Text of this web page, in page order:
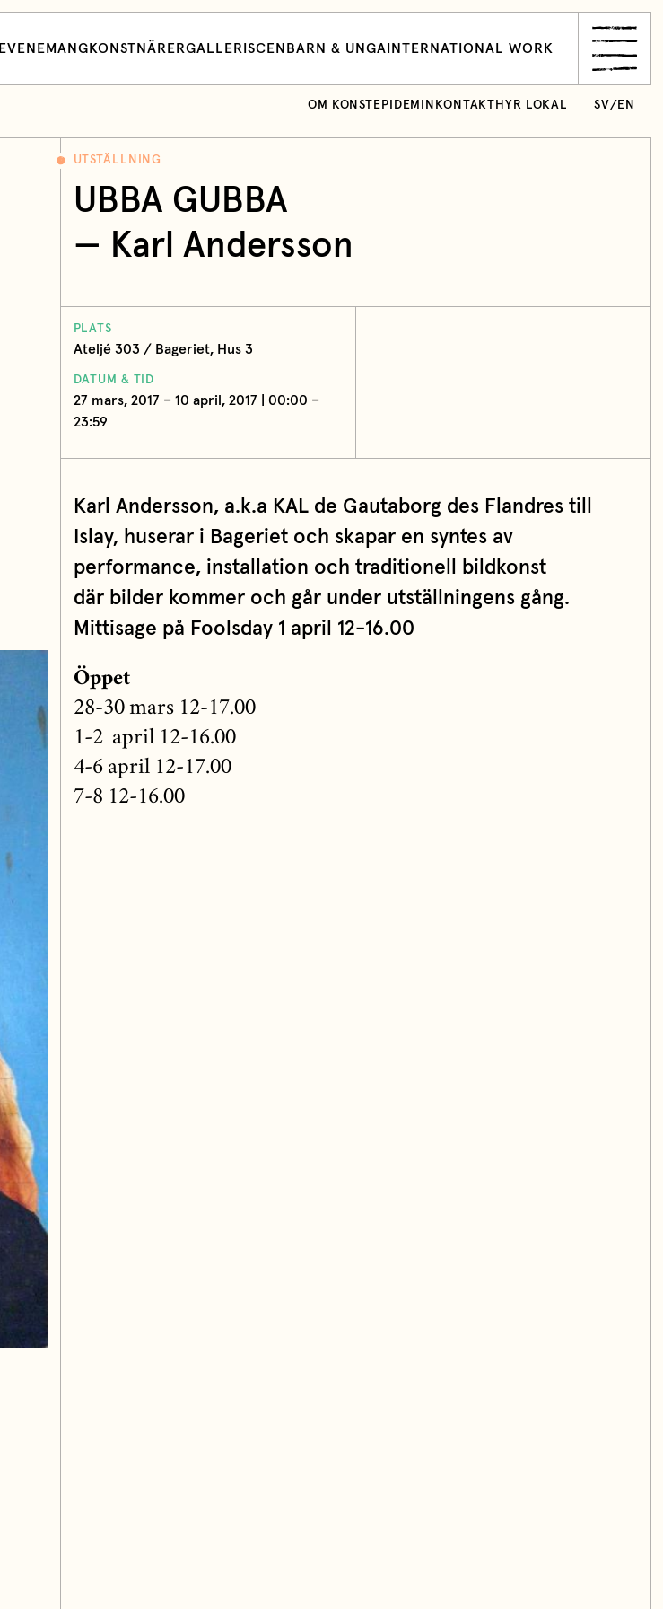
EVENEMANG KONSTNÄRERGALLERI SCEN BARN & UNGA INTERNATIONAL WORK
OM KONSTEPIDEMIN KONTAKT HYR LOKAL SV/ EN
UTSTÄLLNING
UBBA GUBBA
— Karl Andersson
PLATS
Ateljé 303 / Bageriet, Hus 3
DATUM & TID
27 mars, 2017 – 10 april, 2017 | 00:00 –
23:59
Karl Andersson, a.k.a KAL de Gautaborg des Flandres till
Islay, huserar i Bageriet och skapar en syntes av
performance, installation och traditionell bildkonst
där bilder kommer och går under utställningens gång.
Mittisage på Foolsday 1 april 12-16.00
Öppet
28-30 mars 12-17.00
1-2 april 12-16.00
4-6 april 12-17.00
7-8 12-16.00